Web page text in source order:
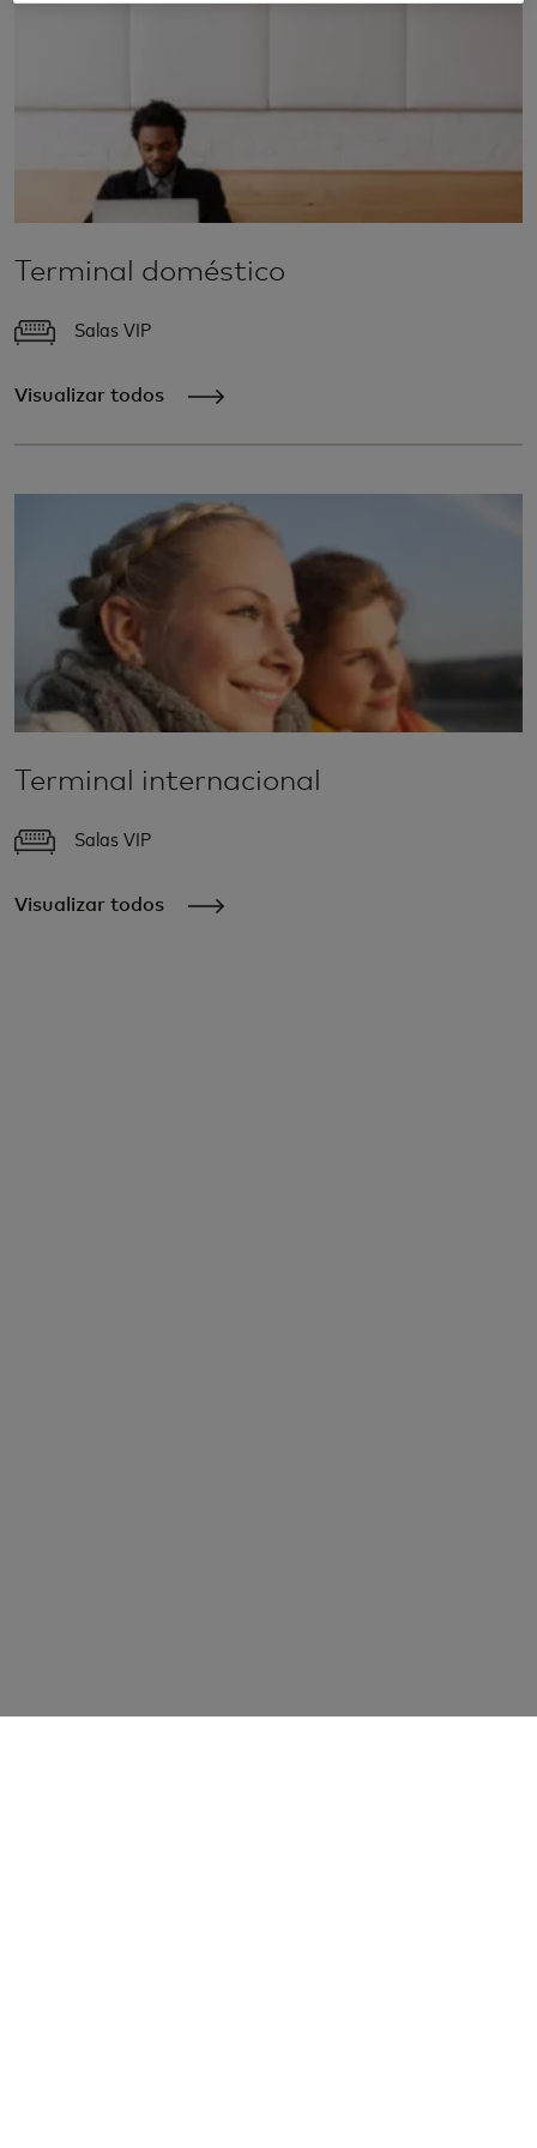
Terminal doméstico
Salas VIP
Visualizar todos
Terminal internacional
Salas VIP
Visualizar todos